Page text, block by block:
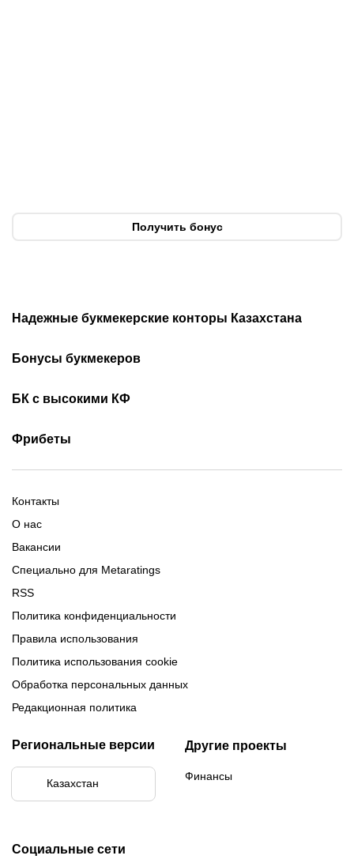
Получить бонус
Надежные букмекерские конторы Казахстана
Бонусы букмекеров
За установку приложения
БК с высокими КФ
Фрибеты
Старым игрокам
Фрибет на День Рождения
Контакты
О нас
Вакансии
Специально для Metaratings
RSS
Политика конфиденциальности
Правила использования
Политика использования cookie
Обработка персональных данных
Редакционная политика
Региональные версии
Казахстан
Другие проекты
Финансы
Социальные сети